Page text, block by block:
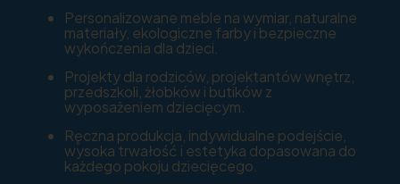
Personalizowane meble na wymiar, naturalne
materiały, ekologiczne farby i bezpieczne
wykończenia dla dzieci.
Projekty dla rodziców, projektantów wnętrz,
przedszkoli, żłobków i butików z
wyposażeniem dziecięcym.
Ręczna produkcja, indywidualne podejście,
wysoka trwałość i estetyka dopasowana do
każdego pokoju dziecięcego.